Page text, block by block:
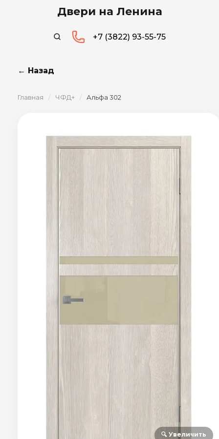
Двери на Ленина
+7 (3822) 93-55-75
← Назад
Главная / ЧФД+ / Альфа 302
🔍 Увеличить